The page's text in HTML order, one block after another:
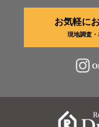
お気軽に
現地調査